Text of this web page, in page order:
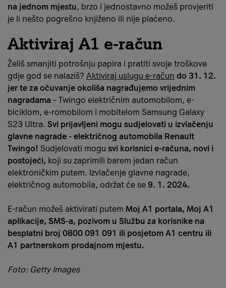
na jednom mjestu, brzo i jednostavno možeš provjeriti
je li nešto pogrešno knjiženo ili nije plaćeno.
Aktiviraj A1 e-račun
Želiš smanjiti potrošnju papira i pratiti svoje troškove
gdje god se nalaziš? Aktiviraj uslugu e-račun do 31. 12.
jer te za očuvanje okoliša nagrađujemo vrijednim
nagradama – Twingo električnim automobilom, e-
biciklom, e-romobilom i mobitelom Samsung Galaxy
S23 Ultra. Svi prijavljeni mogu sudjelovati u izvlačenju
glavne nagrade - električnog automobila Renault
Twingo! Sudjelovati mogu svi korisnici e-računa, novi i
postojeći, koji su zaprimili barem jedan račun
elektroničkim putem. Izvlačenje glavne nagrade,
električnog automobila, održat će se 9. 1. 2024.
E-račun možeš aktivirati putem Moj A1 portala, Moj A1
aplikacije, SMS-a, pozivom u Službu za korisnike na
besplatni broj 0800 091 091 ili posjetom A1 centru ili
A1 partnerskom prodajnom mjestu.
Foto: Getty Images